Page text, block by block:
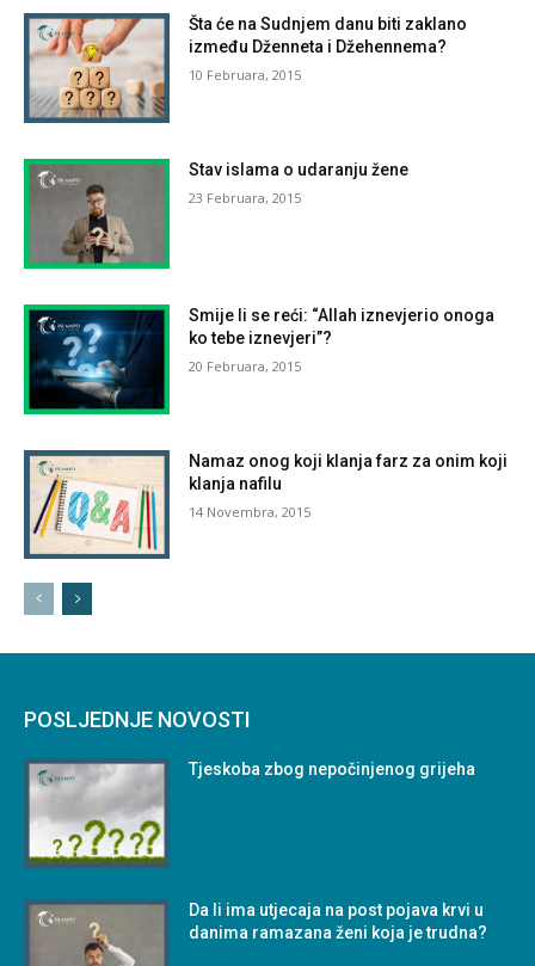
Šta će na Sudnjem danu biti zaklano
između Dženneta i Džehennema?
10 Februara, 2015
Stav islama o udaranju žene
23 Februara, 2015
Smije li se reći: “Allah iznevjerio onoga
ko tebe iznevjeri”?
20 Februara, 2015
Namaz onog koji klanja farz za onim koji
klanja nafilu
14 Novembra, 2015
POSLJEDNJE NOVOSTI
Tjeskoba zbog nepočinjenog grijeha
Da li ima utjecaja na post pojava krvi u
danima ramazana ženi koja je trudna?